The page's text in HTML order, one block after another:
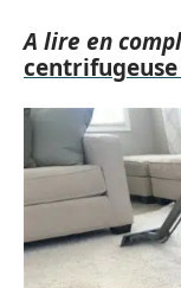
A lire en